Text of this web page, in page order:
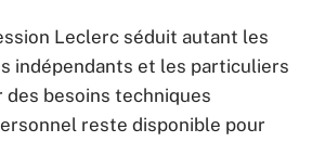
Leclerc séduit autant les
indépendants et les particuliers
des besoins techniques
reste disponible pour